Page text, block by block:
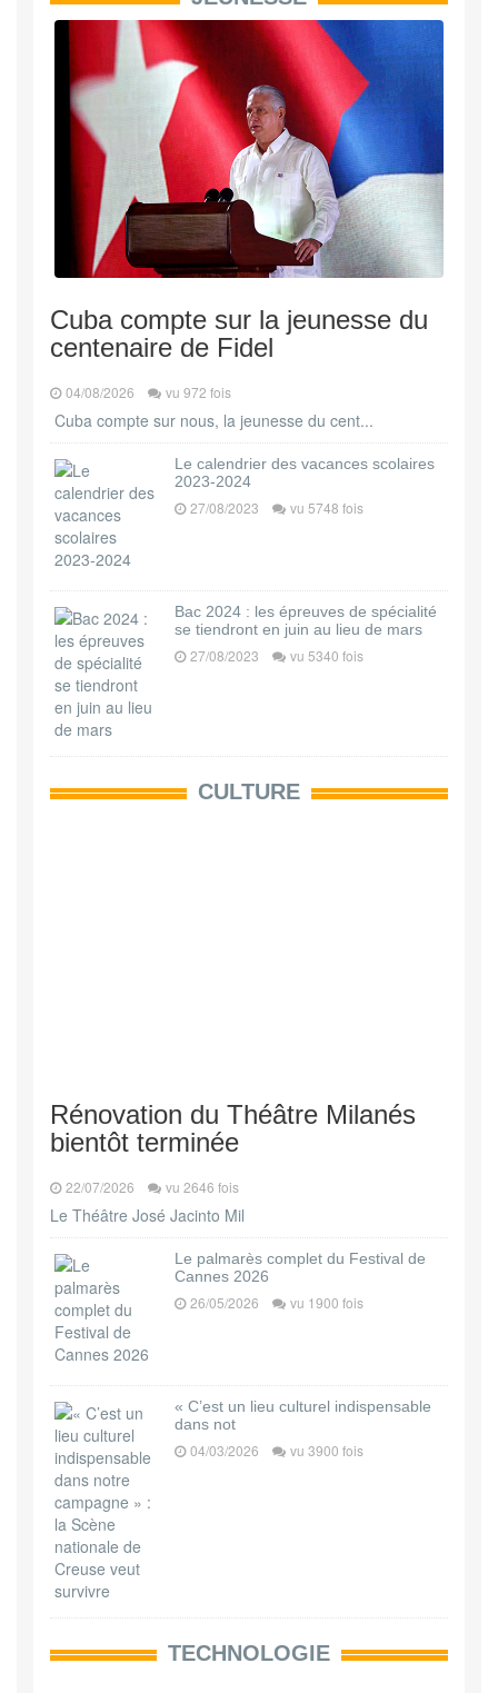
Cuba compte sur la jeunesse du
centenaire de Fidel
04/08/2026 vu 972 fois
Cuba compte sur nous, la jeunesse du cent...
Le calendrier des vacances scolaires
2023-2024
27/08/2023 vu 5748 fois
Bac 2024 : les épreuves de spécialité
se tiendront en juin au lieu de mars
27/08/2023 vu 5340 fois
CULTURE
Rénovation du Théâtre Milanés
bientôt terminée
22/07/2026 vu 2646 fois
Le Théâtre José Jacinto Mil
Le palmarès complet du Festival de
Cannes 2026
26/05/2026 vu 1900 fois
« C’est un lieu culturel indispensable
dans not
04/03/2026 vu 3900 fois
TECHNOLOGIE